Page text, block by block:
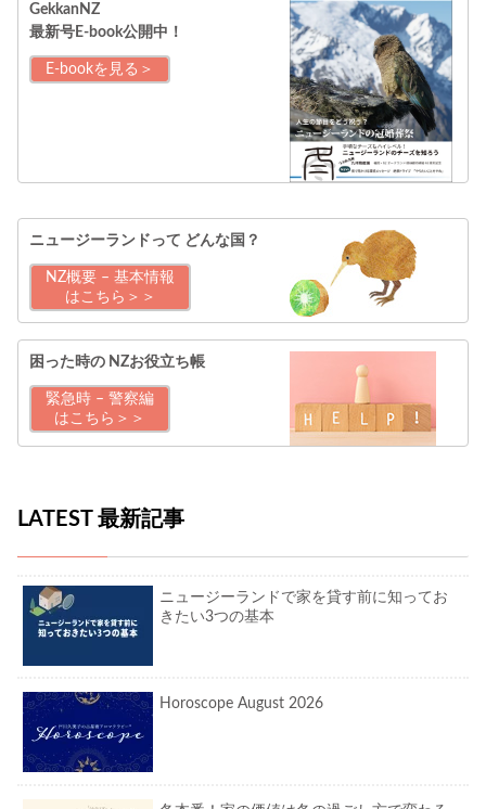
GekkanNZ
最新号E-book公開中！
E-bookを見る＞
ニュージーランドって どんな国？
NZ概要 – 基本情報
はこちら＞＞
困った時の NZお役立ち帳
緊急時 – 警察編
はこちら＞＞
LATEST 最新記事
ニュージーランドで家を貸す前に知ってお
きたい3つの基本
Horoscope August 2026